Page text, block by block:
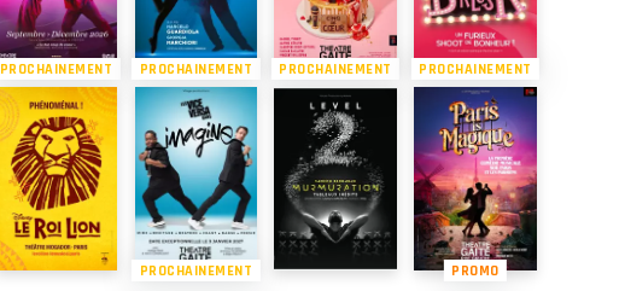
PROCHAINEMENT PROCHAINEMENT PROCHAINEMENT PROCHAINEMENT
PROCHAINEMENT PROMO